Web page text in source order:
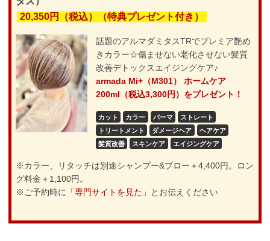
20,350円（税込）（特典プレゼント付き）
話題のアルマダミタスTRでプレミア艶め
きカラー☆傷ませない老化させない髪質
改善デトックスエイジングケア♪
armada Mi+（M301） ホームケア
200ml（税込3,300円）をプレゼント！
カット カラー パーマ
ストレート
トリートメント
ダメージヘア
ヘアケア
髪質改善
スキンケア エイジングケア
※カラー、リタッチは別途シャンプー&ブロー＋4,400円。ロン
グ料金＋1,100円。
※ご予約時に
「専門サイトを見た」 とお伝えください